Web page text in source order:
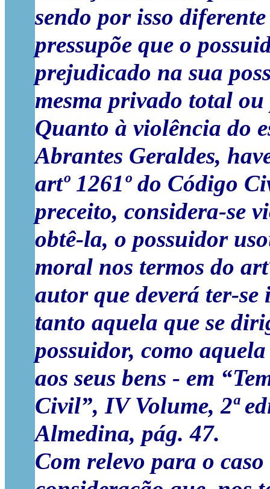
sendo por isso
pressupõe que o
prejudicado na sua
mesma privado total
Quanto à violência do
Abrantes Geraldes,
artº 1261º do Código
preceito, considera-se
obtê-la, o possuidor
moral nos termos do
autor que deverá ter-
tanto aquela que se
possuidor, como
aos seus bens - em
Civil”, IV Volume, 2ª
Almedina, pág. 47.
Com relevo para o